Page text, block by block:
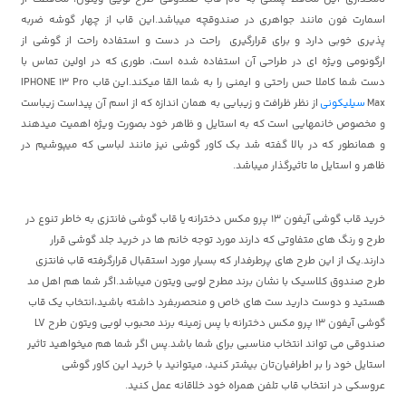
اسمارت فون مانند جواهری در صندوقچه میباشد.این قاب از چهار گوشه ضربه
پذیری خوبی دارد و برای قرارگیری راحت در دست و استفاده راحت از گوشی از
ارگونومی ویژه ای در طراحی آن استفاده شده است، طوری که در اولین تماس با
دست شما کاملا حس راحتی و ایمنی را به شما القا میکند.این
قاب IPHONE 13 Pro
Max سیلیکونی از نظر ظرافت و زیبایی به همان اندازه که از اسم آن پیداست زیباست
و مخصوص خانمهایی است که به استایل و ظاهر خود بصورت ویژه اهمیت میدهند
و همانطور که در بالا گفته شد بک کاور گوشی نیز مانند لباسی که میپوشیم در
ظاهر و استایل ما تاثیرگذار میباشد.
خرید قاب گوشی آیفون 13 پرو مکس دخترانه
یا قاب گوشی فانتزی به خاطر تنوع در
طرح و رنگ های متفاوتی که دارند مورد توجه خانم ها در خرید جلد گوشی قرار
دارند.یک از این طرح های پرطرفدار که بسیار مورد استقبال قرارگرفته قاب فانتزی
طرح صندوق کلاسیک با نشان برند مطرح لویی ویتون میباشد.اگر شما هم اهل مد
هستید و دوست دارید ست های خاص و منحصربفرد داشته باشید،انتخاب یک قاب
گوشی آیفون 13 پرو مکس دخترانه با پس زمینه برند محبوب لویی ویتون طرح LV
صندوقی می تواند انتخاب مناسبی برای شما باشد.پس اگر شما هم میخواهید تاثیر
استایل خود را بر اطرافیان‌تان بیشتر کنید، میتوانید با خرید این کاور گوشی
عروسکی در انتخاب قاب تلفن همراه خود خلاقانه عمل کنید.